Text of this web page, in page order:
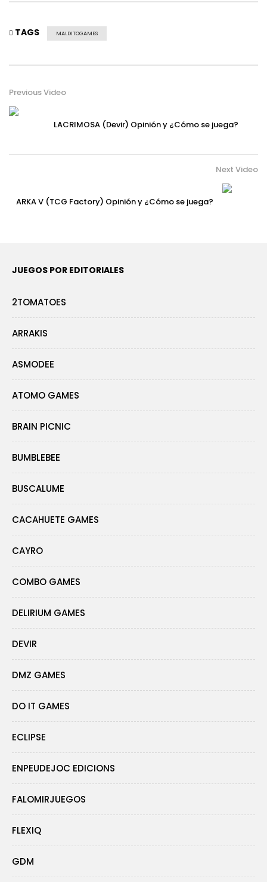
TAGS MALDITOGAMES
Previous Video
LACRIMOSA (Devir) Opinión y ¿Cómo se juega?
Next Video
ARKA V (TCG Factory) Opinión y ¿Cómo se juega?
JUEGOS POR EDITORIALES
2TOMATOES
ARRAKIS
ASMODEE
ATOMO GAMES
BRAIN PICNIC
BUMBLEBEE
BUSCALUME
CACAHUETE GAMES
CAYRO
COMBO GAMES
DELIRIUM GAMES
DEVIR
DMZ GAMES
DO IT GAMES
ECLIPSE
ENPEUDEJOC EDICIONS
FALOMIRJUEGOS
FLEXIQ
GDM